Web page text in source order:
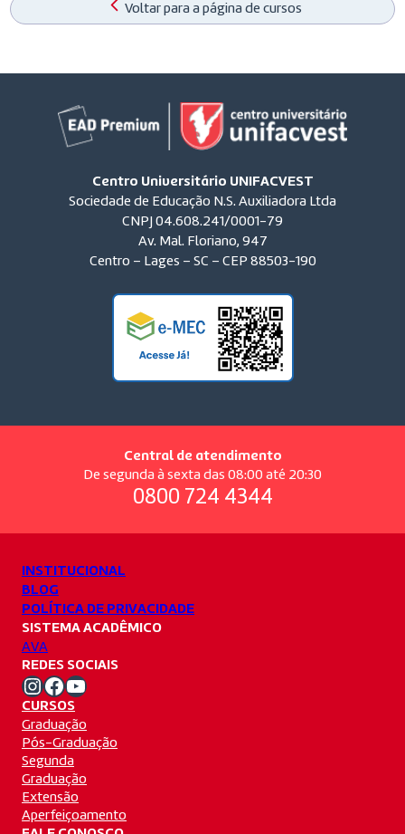
Voltar para a página de cursos
Centro Universitário UNIFACVEST
Sociedade de Educação N.S. Auxiliadora Ltda
CNPJ 04.608.241/0001-79
Av. Mal. Floriano, 947
Centro – Lages – SC – CEP 88503-190
Central de atendimento
De segunda à sexta das 08:00 até 20:30
0800 724 4344
INSTITUCIONAL
BLOG
POLÍTICA DE PRIVACIDADE
SISTEMA ACADÊMICO
AVA
REDES SOCIAIS
Instagram Unifacvest Facebook Unifacvest Youtube Unifacvest
CURSOS
Graduação
Pós-Graduação
Segunda
Graduação
Extensão
Aperfeiçoamento